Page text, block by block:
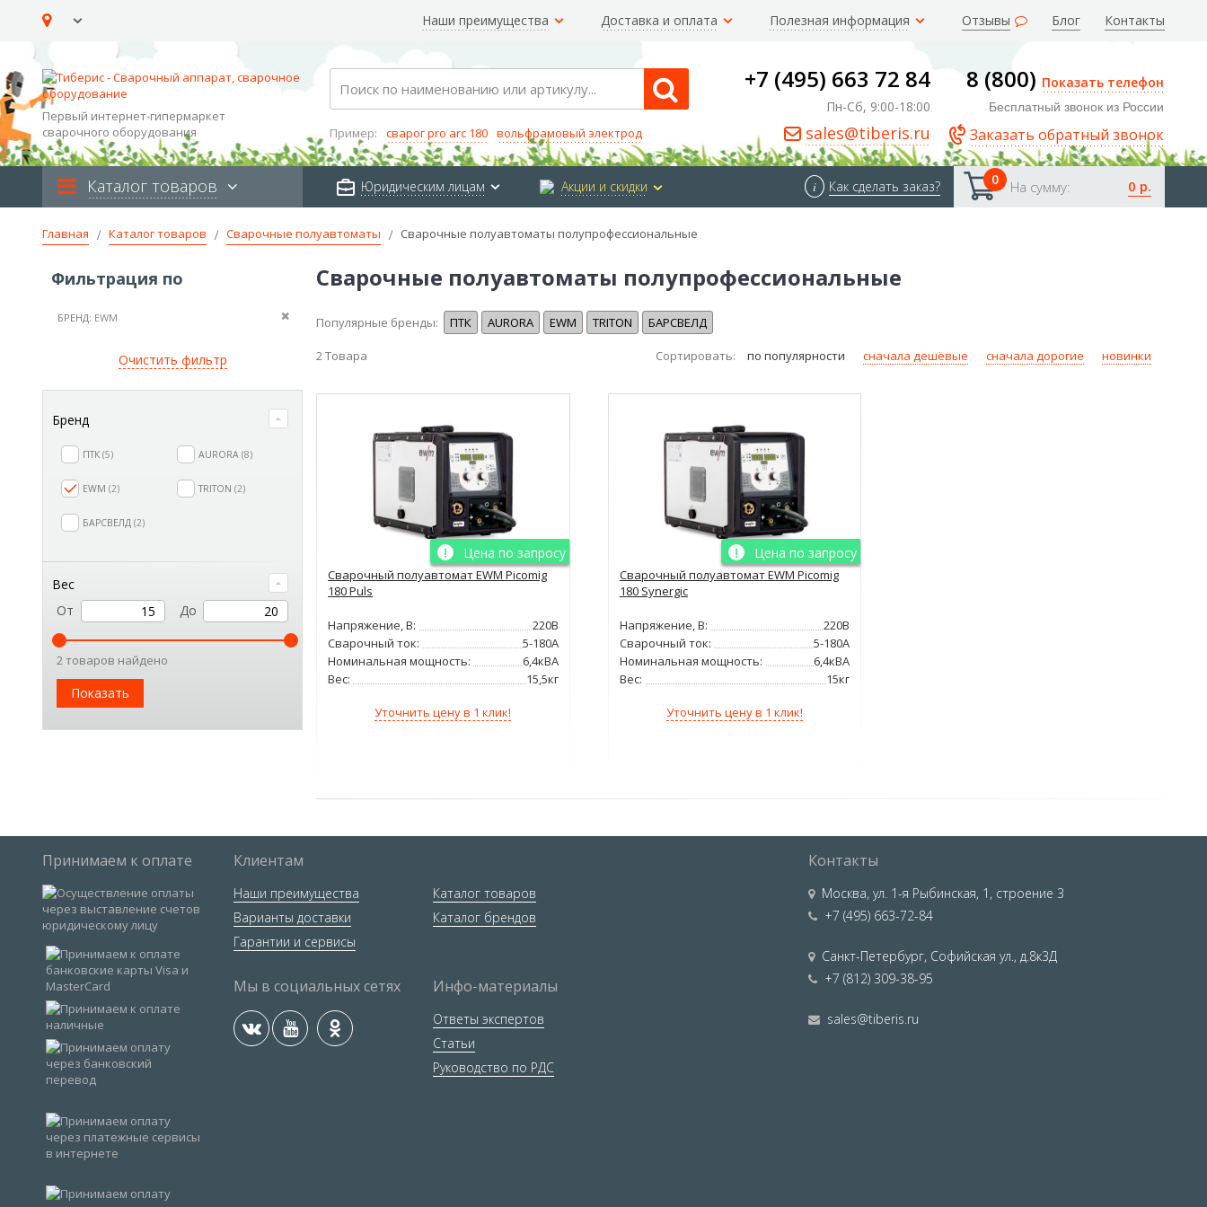
Наши преимущества Доставка и оплата Полезная информация Отзывы Блог Контакты
Первый интернет-гипермаркет
сварочного оборудования
Search
Пример: сварог pro arc 180 вольфрамовый электрод
+7 (495) 663 72 84
Пн-Сб, 9:00-18:00
sales@tiberis.ru
8 (800) Показать телефон
Бесплатный звонок из России
Заказать обратный звонок
Каталог товаров Юридическим лицам Акции и скидки 0 На сумму: 0 р.
i Как сделать заказ?
Главная Каталог товаров Сварочные полуавтоматы Сварочные полуавтоматы полупрофессиональные
Сварочные полуавтоматы полупрофессиональные
Популярные бренды: ПТК AURORA EWM TRITON БАРСВЕЛД
2Товара Сортировать: по популярности сначала дешёвые сначала дорогие новинки
Цена по запросу
Сварочный полуавтомат EWM Picomig
180 Puls
Напряжение, В:
220В
Сварочный ток:
5-180А
Номинальная мощность:
6,4кВА
Вес:
15,5кг
Уточнить цену в 1 клик!
Цена по запросу
Сварочный полуавтомат EWM Picomig
180 Synergic
Напряжение, В:
220В
Сварочный ток:
5-180А
Номинальная мощность:
6,4кВА
Вес:
15кг
Уточнить цену в 1 клик!
Фильтрация по
БРЕНД EWM Удалить
Очистить фильтр
Бренд
ПТК 5 AURORA 8
EWM 2 TRITON 2
БАРСВЕЛД 2
Вес
От
До
2 товаров найдено
Показать
Принимаем к оплате Клиентам
Наши преимущества
Варианты доставки
Гарантии и сервисы
Каталог товаров
Каталог брендов
Мы в социальных сетях Инфо-материалы
Ответы экспертов
Статьи
Руководство по РДС
Контакты
Москва,ул. 1-я Рыбинская, 1, строение 3
+7 (495) 663-72-84
Санкт-Петербург, Софийская ул., д.8к3Д
+7 (812) 309-38-95
sales@tiberis.ru